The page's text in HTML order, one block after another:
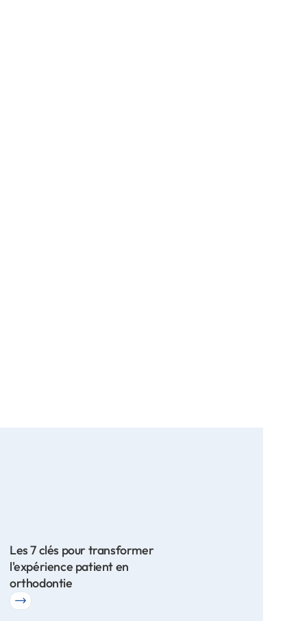
Les 7 clés pour transformer
l'expérience patient en
orthodontie